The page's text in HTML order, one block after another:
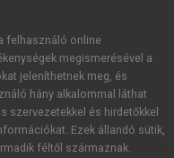
akcióiról.
felhasználó online
megismerésével a
jeleníthetnek meg, és
hány alkalommal láthat
szervezetekkel és hirdetőkkel
Ezek állandó sütik,
féltől származnak.